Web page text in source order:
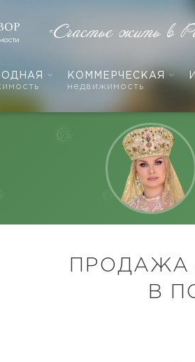
КОММЕРЧЕСКАЯ
недвижимость
«Счастье жить в
ПРОДАЖА
В